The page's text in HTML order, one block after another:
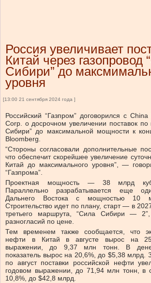
Россия увеличивает
Китай через газопровод
Сибири” до
уровня
[13:00 21 сентября 2024 года ]
Российский “Газпром” договорился с
Corp. о досрочном увеличении поставок по
Сибири” до максимальной мощности к
Bloomberg.
“Стороны согласовали дополнительные
что обеспечит скорейшее увеличение
Китай до максимального уровня”, —
“Газпрома”.
Проектная мощность — 38 млрд
Параллельно разрабатывается еще
Дальнего Востока с мощностью 10
Строительство идет по плану, старт — в
третьего маршрута, “Сила Сибири — 2”,
разногласий по цене.
Тем временем также сообщается, что
нефти в Китай в августе вырос на
выражении, до 9,37 млн тонн. В
показатель вырос на 20,6%, до $5,38 млрд.
по август поставки российской нефти
годовом выражении, до 71,94 млн тонн, в
10,8%, до $42,8 млрд.